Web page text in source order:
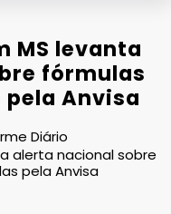
MS levanta
fórmulas
Anvisa
Diário
alerta nacional sobre
pela Anvisa